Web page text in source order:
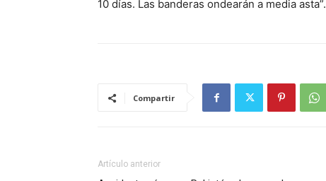
10 días. Las banderas ondearán a media asta”.
Compartir
Artículo anterior